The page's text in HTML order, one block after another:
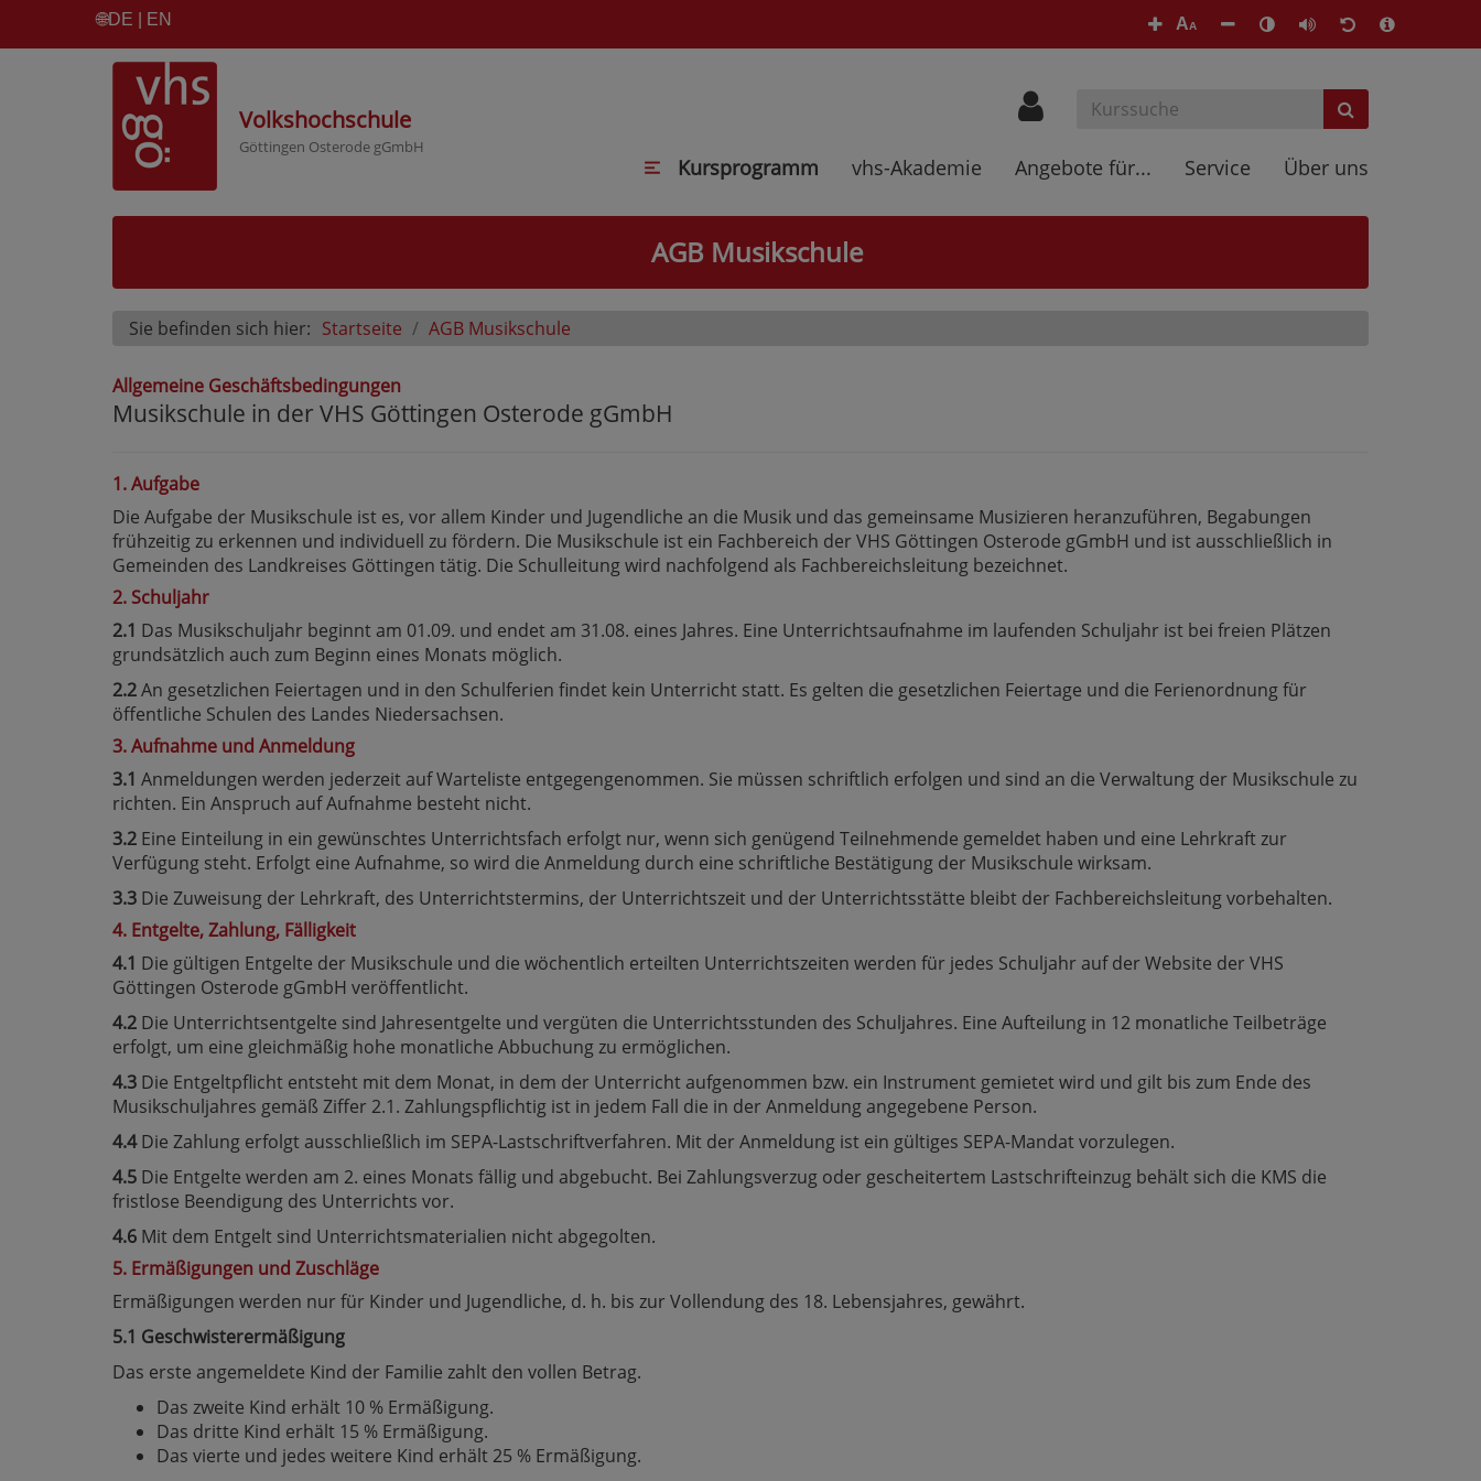
🌐DE | EN AA
Volkshochschule
Göttingen Osterode gGmbH
Kursprogramm vhs-Akademie Angebote für... Service Über uns
AGB Musikschule
Sie befinden sich hier: Startseite AGB Musikschule
Allgemeine Geschäftsbedingungen
Musikschule in der VHS Göttingen Osterode gGmbH
1. Aufgabe
Die Aufgabe der Musikschule ist es, vor allem Kinder und Jugendliche an die Musik und das gemeinsame Musizieren heranzuführen, Begabungen
frühzeitig zu erkennen und individuell zu fördern. Die Musikschule ist ein Fachbereich der VHS Göttingen Osterode gGmbH und ist ausschließlich in
Gemeinden des Landkreises Göttingen tätig. Die Schulleitung wird nachfolgend als Fachbereichsleitung bezeichnet.
2. Schuljahr
2.1 Das Musikschuljahr beginnt am 01.09. und endet am 31.08. eines Jahres. Eine Unterrichtsaufnahme im laufenden Schuljahr ist bei freien Plätzen
grundsätzlich auch zum Beginn eines Monats möglich.
2.2An gesetzlichen Feiertagen und in den Schulferien findet kein Unterricht statt. Es gelten die gesetzlichen Feiertage und die Ferienordnung für
öffentliche Schulen des Landes Niedersachsen.
3. Aufnahme und Anmeldung
3.1 Anmeldungen werden jederzeit auf Warteliste entgegengenommen. Sie müssen schriftlich erfolgen und sind an die Verwaltung der Musikschule zu
richten. Ein Anspruch auf Aufnahme besteht nicht.
3.2 Eine Einteilung in ein gewünschtes Unterrichtsfach erfolgt nur, wenn sich genügend Teilnehmende gemeldet haben und eine Lehrkraft zur
Verfügung steht. Erfolgt eine Aufnahme, so wird die Anmeldung durch eine schriftliche Bestätigung der Musikschule wirksam.
3.3 Die Zuweisung der Lehrkraft, des Unterrichtstermins, der Unterrichtszeit und der Unterrichtsstätte bleibt der Fachbereichsleitung vorbehalten.
4. Entgelte, Zahlung, Fälligkeit
4.1 Die gültigen Entgelte der Musikschule und die wöchentlich erteilten Unterrichtszeiten werden für jedes Schuljahr auf der Website der VHS
Göttingen Osterode gGmbH veröffentlicht.
4.2 Die Unterrichtsentgelte sind Jahresentgelte und vergüten die Unterrichtsstunden des Schuljahres. Eine Aufteilung in 12 monatliche Teilbeträge
erfolgt, um eine gleichmäßig hohe monatliche Abbuchung zu ermöglichen.
4.3 Die Entgeltpflicht entsteht mit dem Monat, in dem der Unterricht aufgenommen bzw. ein Instrument gemietet wird und gilt bis zum Ende des
Musikschuljahres gemäß Ziffer 2.1. Zahlungspflichtig ist in jedem Fall die in der Anmeldung angegebene Person.
4.4Die Zahlung erfolgt ausschließlich im SEPA-Lastschriftverfahren. Mit der Anmeldung ist ein gültiges SEPA-Mandat vorzulegen.
4.5 Die Entgelte werden am 2. eines Monats fällig und abgebucht. Bei Zahlungsverzug oder gescheitertem Lastschrifteinzug behält sich die KMS die
fristlose Beendigung des Unterrichts vor.
4.6 Mit dem Entgelt sind Unterrichtsmaterialien nicht abgegolten.
5. Ermäßigungen und Zuschläge
Ermäßigungen werden nur für Kinder und Jugendliche, d. h. bis zur Vollendung des 18. Lebensjahres, gewährt.
5.1 Geschwisterermäßigung
Das erste angemeldete Kind der Familie zahlt den vollen Betrag.
Das zweite Kind erhält 10 % Ermäßigung.
Das dritte Kind erhält 15 % Ermäßigung.
Das vierte und jedes weitere Kind erhält 25 % Ermäßigung.